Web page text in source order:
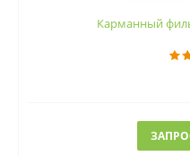
Карманный